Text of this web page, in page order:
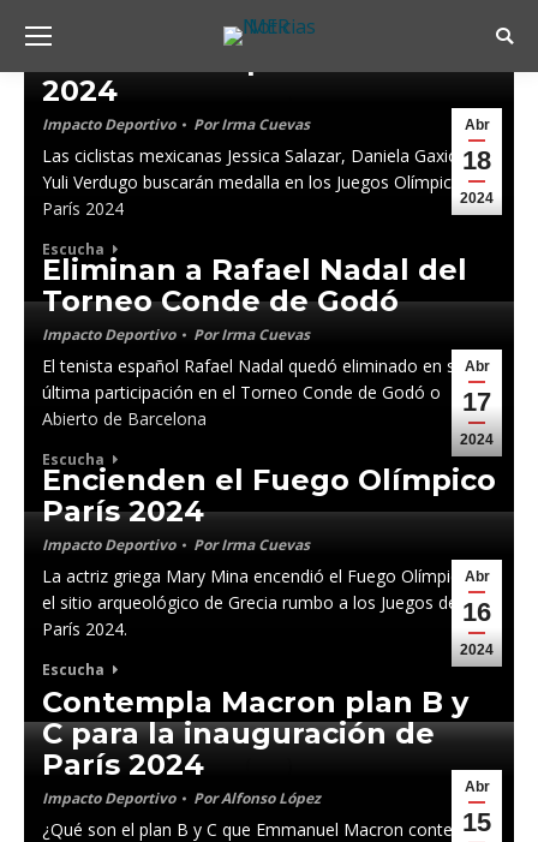
Abr
18
2024
Ciclistas mexicanas buscarán
2024
Impacto Deportivo PorIrma Cuevas
Las ciclistas mexicanas Jessica Salazar, Daniela Gaxiola y
Yuli Verdugo buscarán medalla en los Juegos Olímpicos de
París 2024
Escucha
Abr
17
2024
Eliminan a Rafael Nadal del
Torneo Conde de Godó
Impacto Deportivo PorIrma Cuevas
El tenista español Rafael Nadal quedó eliminado en su
última participación en el Torneo Conde de Godó o
Abierto de Barcelona
Escucha
Abr
16
2024
Encienden el Fuego Olímpico
París 2024
Impacto Deportivo PorIrma Cuevas
La actriz griega Mary Mina encendió el Fuego Olímpico en
el sitio arqueológico de Grecia rumbo a los Juegos de
París 2024.
Escucha
Abr
15
Contempla Macron plan B y
C para la inauguración de
París 2024
Impacto Deportivo PorAlfonso López
¿Qué son el plan B y C que Emmanuel Macron contempla